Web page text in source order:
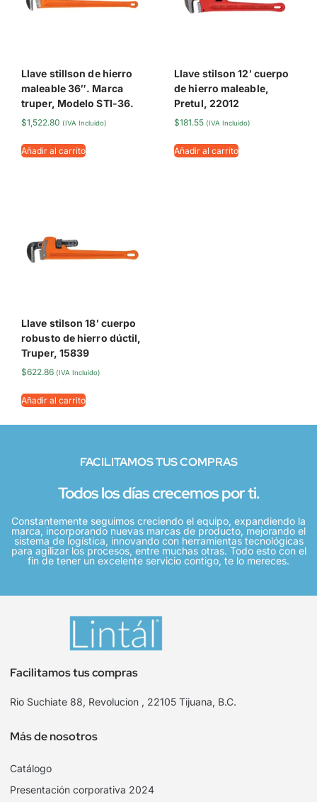
Llave stillson de hierro
maleable 36″. Marca
truper, Modelo STI-36.
$1,522.80 (IVA Incluido)
Añadir al carrito
Llave stilson 12′ cuerpo
de hierro maleable,
Pretul, 22012
$181.55 (IVA Incluido)
Añadir al carrito
Llave stilson 18′ cuerpo
robusto de hierro dúctil,
Truper, 15839
$622.86 (IVA Incluido)
Añadir al carrito
FACILITAMOS TUS COMPRAS
Todos los días crecemos por ti.
Constantemente seguimos creciendo el equipo, expandiendo la
marca, incorporando nuevas marcas de producto, mejorando el
sistema de logística, innovando con herramientas tecnológicas
para agilizar los procesos, entre muchas otras. Todo esto con el
fin de tener un excelente servicio contigo, te lo mereces.
Facilitamos tus compras
Rio Suchiate 88, Revolucion , 22105 Tijuana, B.C.
Más de nosotros
Catálogo
Presentación corporativa 2024